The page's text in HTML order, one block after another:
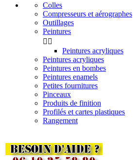
Colles
Compresseurs et aérographes
Outillages
Peintures
 
Peintures acryliques
Peintures acryliques
Peintures en bombes
Peintures enamels
Petites fournitures
Pinceaux
Produits de finition
Profilés et cartes plastiques
Rangement